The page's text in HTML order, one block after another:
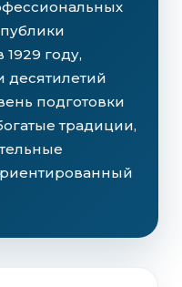
году,
десятилетий
подготовки
традиции,